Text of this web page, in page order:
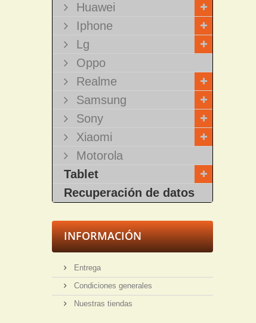
Huawei
Iphone
Lg
Oppo
Realme
Samsung
Sony
Xiaomi
Motorola
Tablet
Recuperación de datos
INFORMACIÓN
Entrega
Condiciones generales
Nuestras tiendas